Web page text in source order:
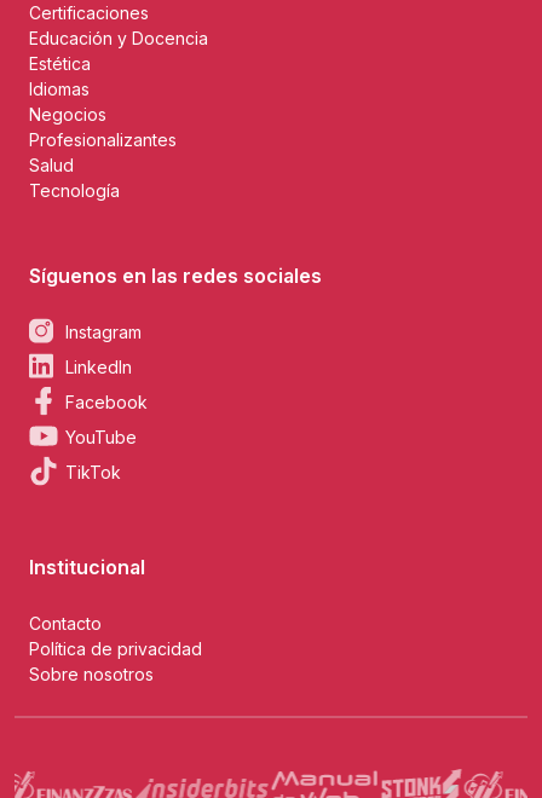
Certificaciones
Educación y Docencia
Estética
Idiomas
Negocios
Profesionalizantes
Salud
Tecnología
Síguenos en las redes sociales
Instagram
LinkedIn
Facebook
YouTube
TikTok
Institucional
Contacto
Política de privacidad
Sobre nosotros